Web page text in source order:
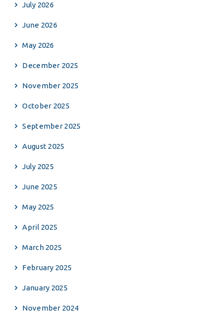
July 2026
June 2026
May 2026
December 2025
November 2025
October 2025
September 2025
August 2025
July 2025
June 2025
May 2025
April 2025
March 2025
February 2025
January 2025
November 2024